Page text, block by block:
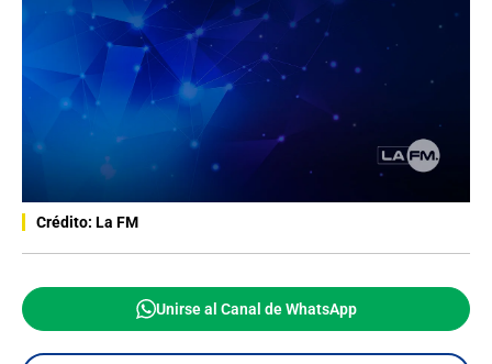
Crédito: La FM
Unirse al Canal de WhatsApp